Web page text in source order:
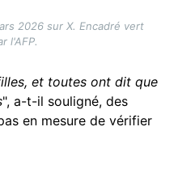
2026 sur X. Encadré vert
l'AFP.
et toutes ont dit que
", a-t-il souligné, des
en mesure de vérifier